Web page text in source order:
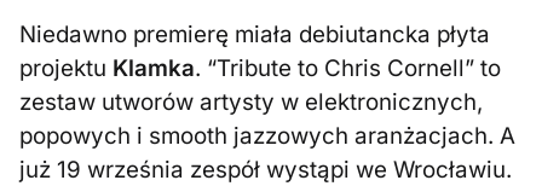
Niedawno premierę miała debiutancka płyta
projektu Klamka. “Tribute to Chris Cornell” to
zestaw utworów artysty w elektronicznych,
popowych i smooth jazzowych aranżacjach. A
już 19 września zespół wystąpi we Wrocławiu.